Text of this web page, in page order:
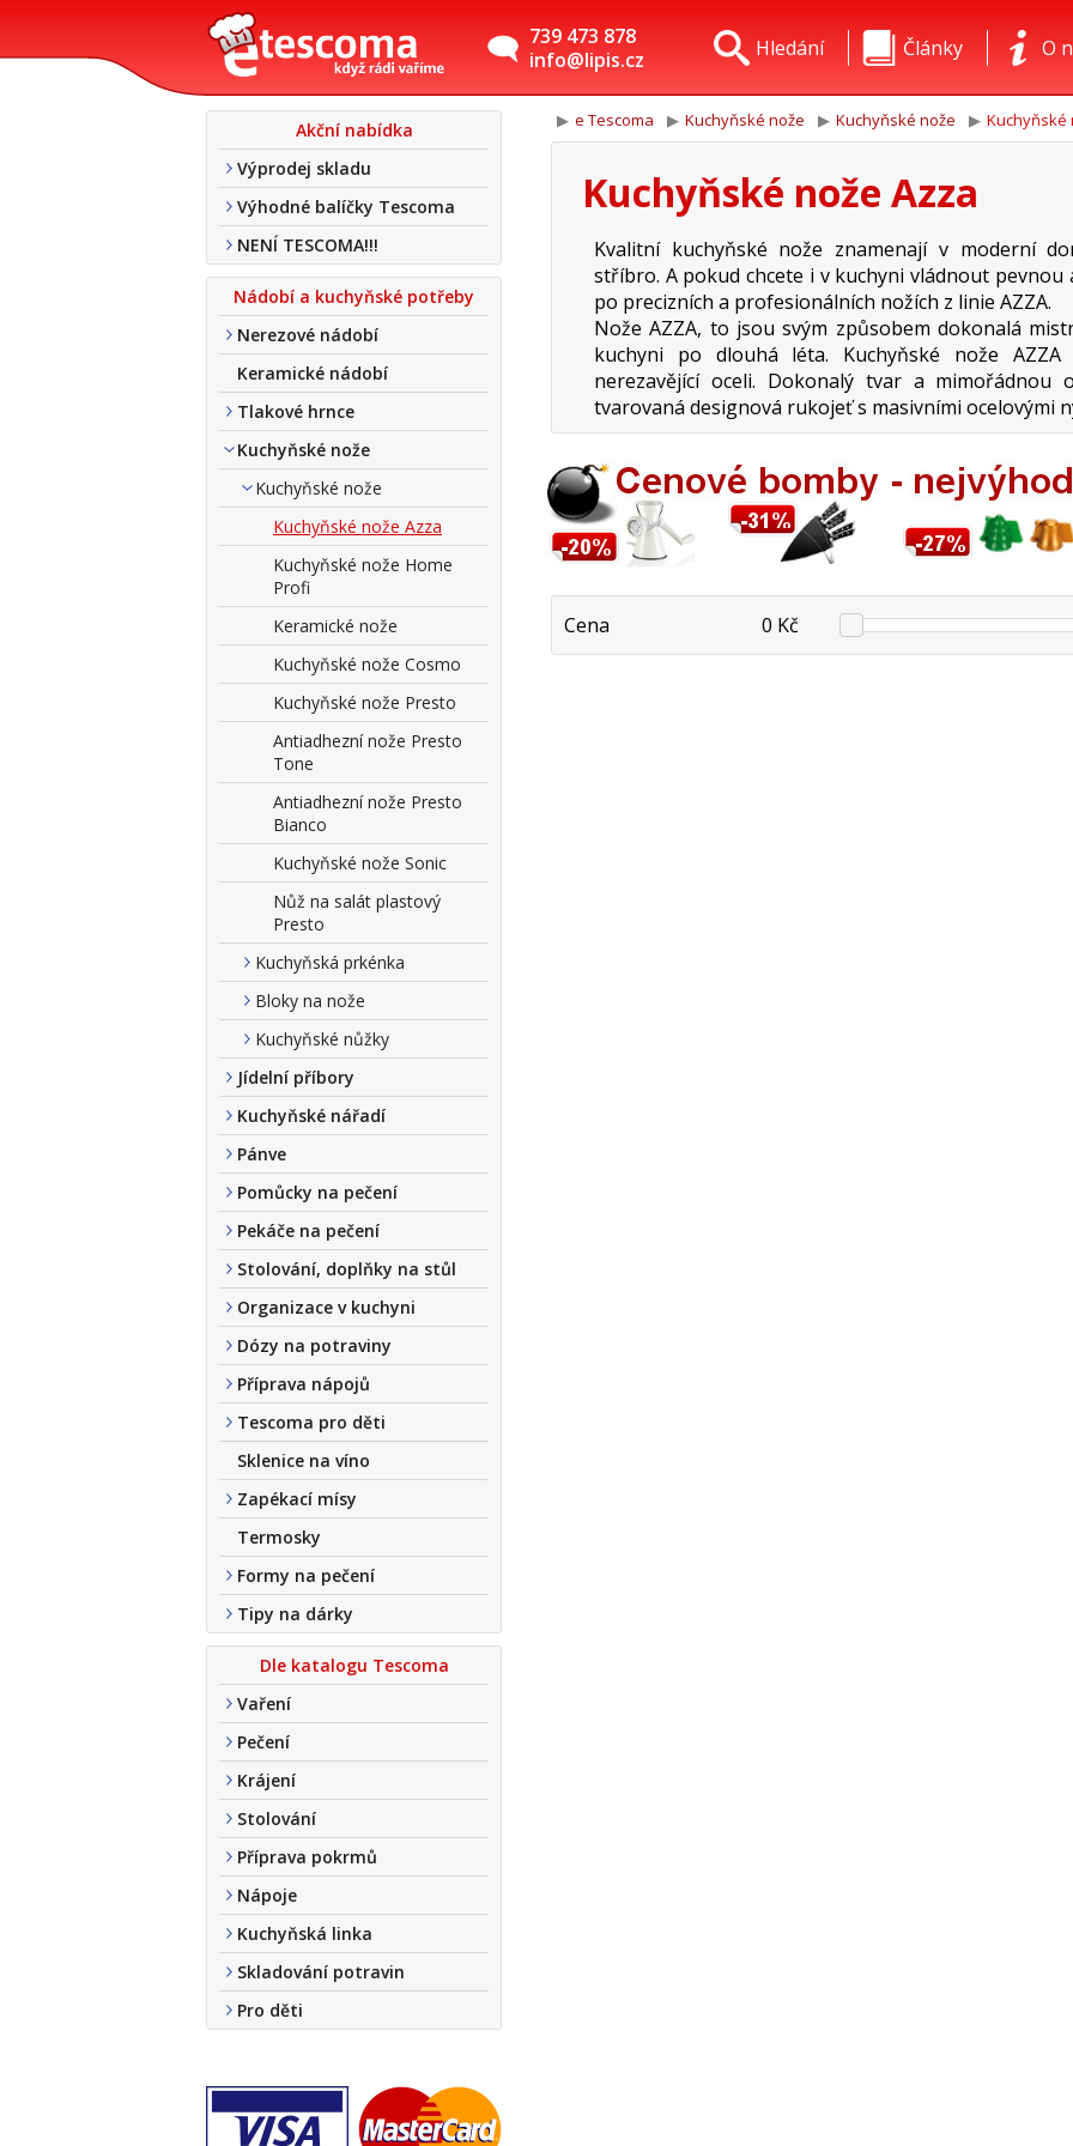
739 473 878
info@lipis.cz
O
Články
Hledání
Akční nabídka
Výprodej skladu
Výhodné balíčky Tescoma
NENÍ TESCOMA!!!
Nádobí a kuchyňské potřeby
Nerezové nádobí
Keramické nádobí
Tlakové hrnce
Kuchyňské nože
Kuchyňské nože
Kuchyňské nože Azza
Kuchyňské nože Home
Profi
Keramické nože
Kuchyňské nože Cosmo
Kuchyňské nože Presto
Antiadhezní nože Presto
Tone
Antiadhezní nože Presto
Bianco
Kuchyňské nože Sonic
Nůž na salát plastový
Presto
Kuchyňská prkénka
Bloky na nože
Kuchyňské nůžky
Jídelní příbory
Kuchyňské nářadí
Pánve
Pomůcky na pečení
Pekáče na pečení
Stolování, doplňky na stůl
Organizace v kuchyni
Dózy na potraviny
Příprava nápojů
Tescoma pro děti
Sklenice na víno
Zapékací mísy
Termosky
Formy na pečení
Tipy na dárky
Dle katalogu Tescoma
Vaření
Pečení
Krájení
Stolování
Příprava pokrmů
Nápoje
Kuchyňská linka
Skladování potravin
Pro děti
e Tescoma Kuchyňské nože Kuchyňské nože Kuchyňské
Kuchyňské nože Azza
Kvalitní kuchyňské nože znamenají v moderní
stříbro. A pokud chcete i v kuchyni vládnout
po precizních a profesionálních nožích z linie AZZA.
Nože AZZA, to jsou svým způsobem dokonalá
kuchyni po dlouhá léta. Kuchyňské nože
nerezavějící oceli. Dokonalý tvar a mimořádnou
tvarovaná designová rukojeť s masivními ocelovými
Cena 0 Kč